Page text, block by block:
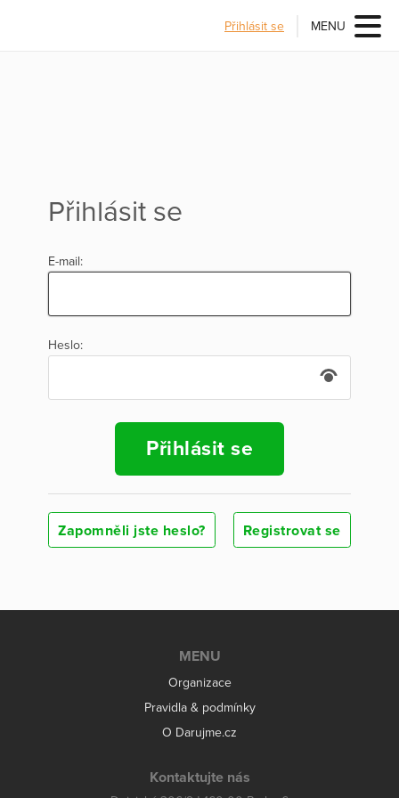
Přihlásit se MENU
Přihlásit se
E-mail:
Heslo:
Přihlásit se
Zapomněli jste heslo? Registrovat se
MENU
Organizace
Pravidla & podmínky
O Darujme.cz
Kontaktujte nás